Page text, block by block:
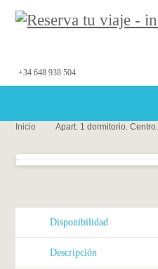
+34 648 938 504
Inicio Apart. 1 dormitorio. Centro.
Disponibilidad
Descripción